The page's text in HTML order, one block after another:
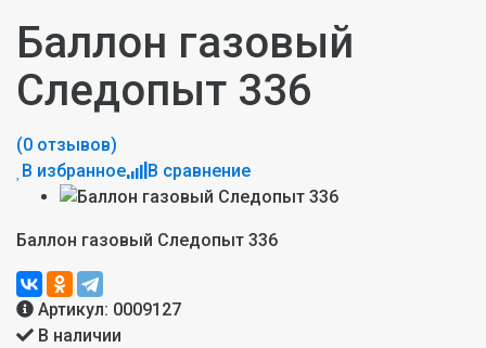
Баллон газовый
Следопыт 336
(0 отзывов)
В избранное
В сравнение
Баллон газовый Следопыт 336
Артикул: 0009127
В наличии